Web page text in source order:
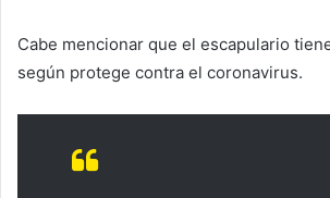
Cabe mencionar que el escapulario
según protege contra el coronavirus.